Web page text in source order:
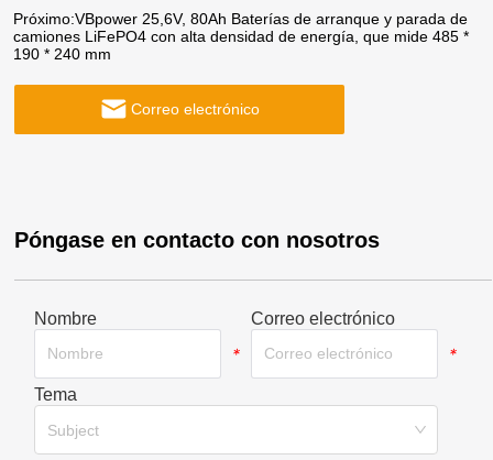
Próximo:VBpower 25,6V, 80Ah Baterías de arranque y parada de
camiones LiFePO4 con alta densidad de energía, que mide 485 *
190 * 240 mm
Correo electrónico
Póngase en contacto con nosotros
Nombre
*
Correo electrónico
*
Tema
Subject